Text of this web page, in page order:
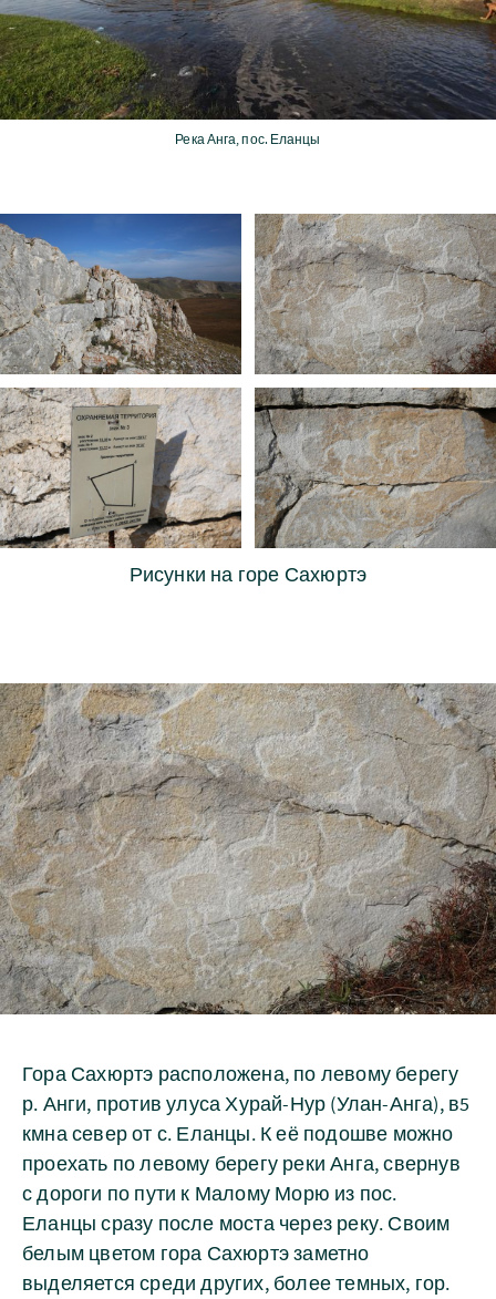
Река Анга, пос. Еланцы
Рисунки на горе Сахюртэ
Гора Сахюртэ расположена, по левому берегу
р. Анги, против улуса Хурай-Нур (Улан-Анга), в5
кмна север от с. Еланцы. К её подошве можно
проехать по левому берегу реки Анга, свернув
с дороги по пути к Малому Морю из пос.
Еланцы сразу после моста через реку. Своим
белым цветом гора Сахюртэ заметно
выделяется среди других, более темных, гор.